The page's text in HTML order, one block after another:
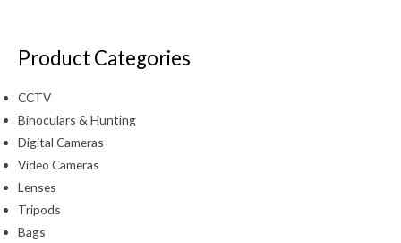
Product Categories
CCTV
Binoculars & Hunting
Digital Cameras
Video Cameras
Lenses
Tripods
Bags